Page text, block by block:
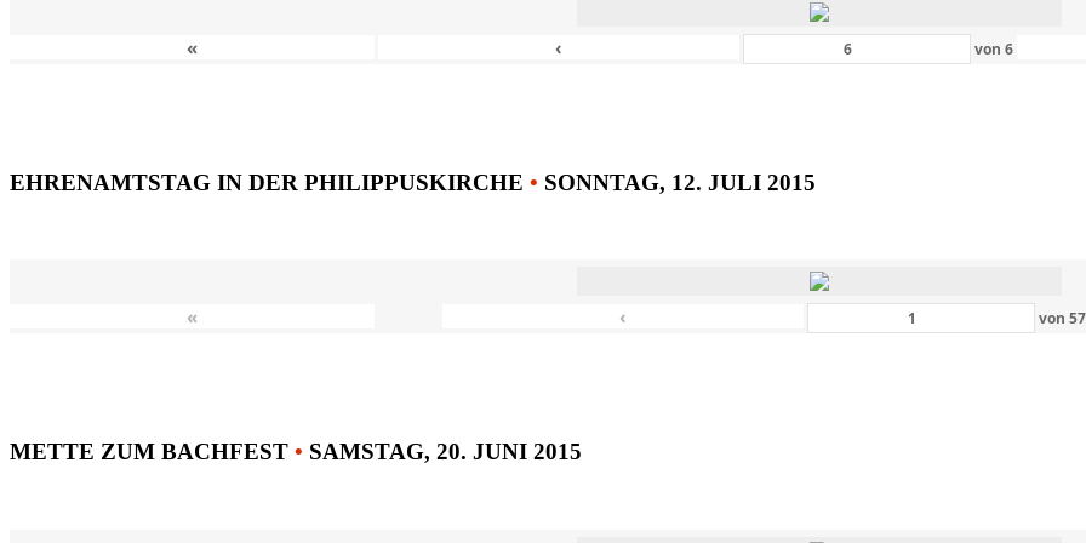
« ‹ von6
EHRENAMTSTAG IN DER PHILIPPUSKIRCHE • SONNTAG, 12. JULI 2015
« ‹ von57
METTE ZUM BACHFEST • SAMSTAG, 20. JUNI 2015